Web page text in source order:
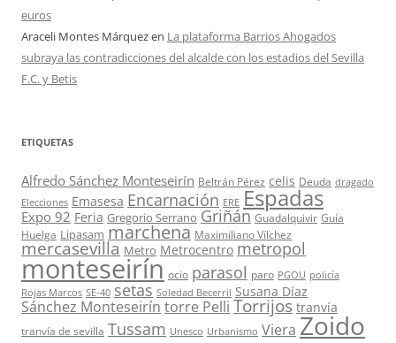
euros
Araceli Montes Márquezen La plataforma Barrios Ahogados
subraya las contradicciones del alcalde con los estadios del Sevilla
F.C. y Betis
ETIQUETAS
Alfredo Sánchez Monteseirín Beltrán Pérez celis Deuda dragado
Elecciones Emasesa Encarnación ERE Espadas
Expo 92 Feria Gregorio Serrano Griñán Guadalquivir Guía
Huelga Lipasam marchena Maximiliano Vílchez
mercasevilla Metro Metrocentro metropol
monteseirín ocio parasol paro PGOU policía
Rojas Marcos SE-40 setas Soledad Becerril Susana Díaz
Sánchez Monteseirín torre Pelli Torrijos tranvía
tranvía de sevilla Tussam Unesco Urbanismo Viera Zoido